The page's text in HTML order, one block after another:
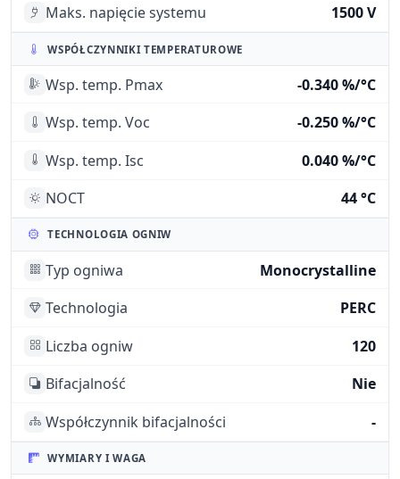
Maks. napięcie systemu
1500 V
WSPÓŁCZYNNIKI TEMPERATUROWE
Wsp. temp. Pmax
-0.340 %/°C
Wsp. temp. Voc
-0.250 %/°C
Wsp. temp. Isc
0.040 %/°C
NOCT
44 °C
TECHNOLOGIA OGNIW
Typ ogniwa
Monocrystalline
Technologia
PERC
Liczba ogniw
120
Bifacjalność
Nie
Współczynnik bifacjalności
-
WYMIARY I WAGA